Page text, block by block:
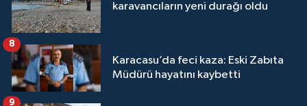
karavancıların yeni durağı oldu
Karacasu’da feci kaza: Eski Zabıta
Müdürü hayatını kaybetti
8
9